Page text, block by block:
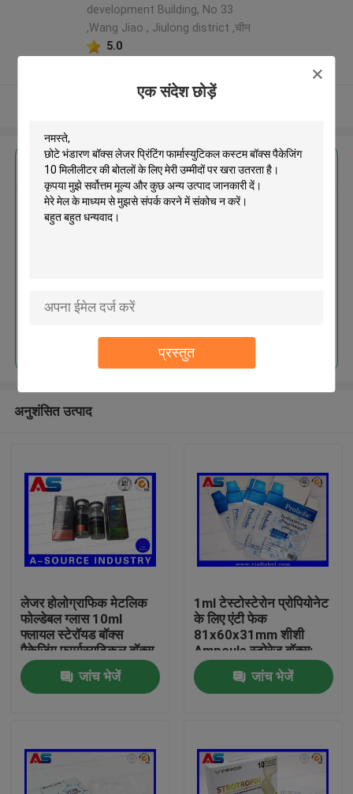
एक संदेश छोड़ें
प्रस्तुत
घर
हमारे बारे में
development Building, No 33
,Wang Jiao , Jiulong district ,चीन
5.0
सबसे उत्तम प्रतिदान प्राप्त करें
अनुशंसित उत्पाद
लेजर होलोग्राफिक मेटलिक
फोल्डेबल ग्लास 10ml
फ्लायल स्टेरॉयड बॉक्स
पैकेजिंग फार्मास्यूटिकल बॉक्स
लेबल
जांच भेजें
1ml टेस्टोस्टेरोन प्रोपियोनेट
के लिए एंटी फेक
81x60x31mm शीशी
Ampoule स्टोरेज बॉक्स:
जांच भेजें